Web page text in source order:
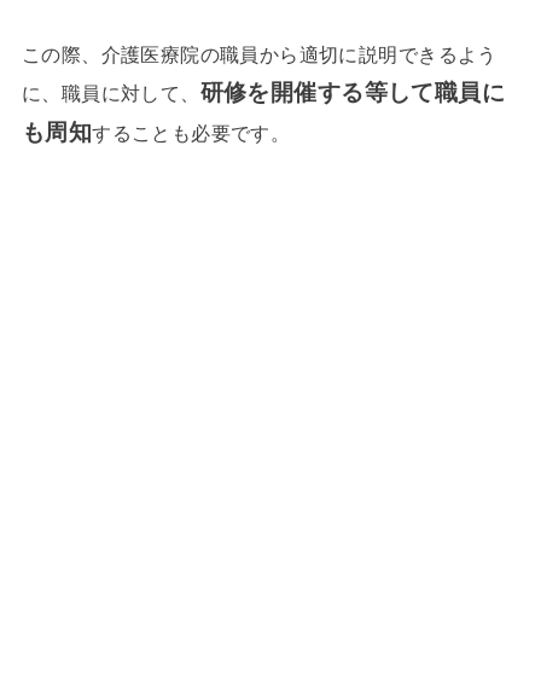
この際、介護医療院の職員から適切に説明できるよう
に、職員に対して、 研修を開催する等して職員に
も周知することも必要です。